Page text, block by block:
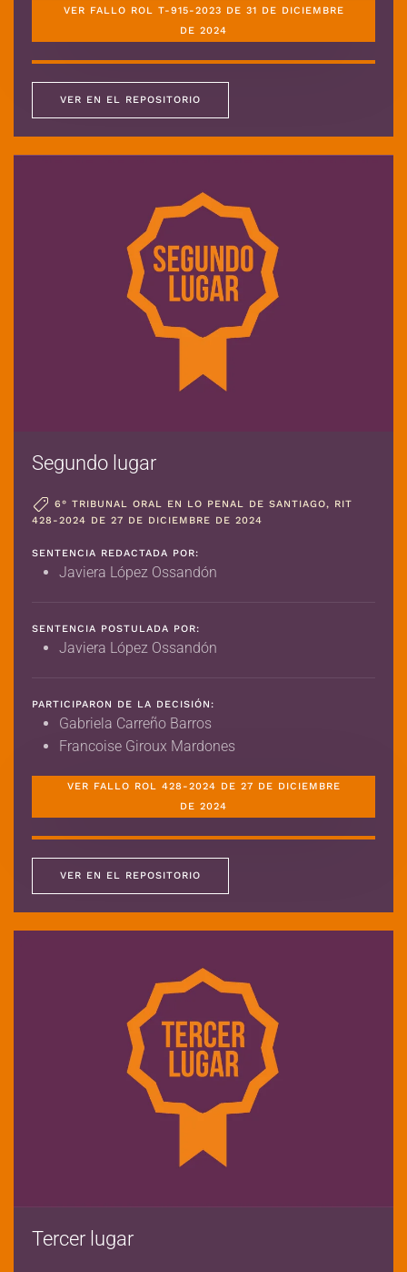
VER FALLO ROL T-915-2023 DE 31 DE DICIEMBRE
DE 2024
VER EN EL REPOSITORIO
Segundo lugar
6° TRIBUNAL ORAL EN LO PENAL DE SANTIAGO, RIT
428-2024 DE 27 DE DICIEMBRE DE 2024
SENTENCIA REDACTADA POR:
Javiera López Ossandón
SENTENCIA POSTULADA POR:
Javiera López Ossandón
PARTICIPARON DE LA DECISIÓN:
Gabriela Carreño Barros
Francoise Giroux Mardones
VER FALLO ROL 428-2024 DE 27 DE DICIEMBRE
DE 2024
VER EN EL REPOSITORIO
Tercer lugar